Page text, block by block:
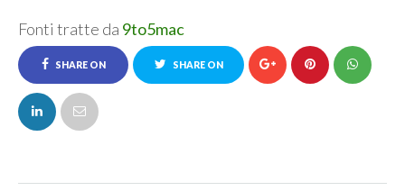
Fonti tratte da 9to5mac
SHARE ON
FACEBOOK
SHARE ON